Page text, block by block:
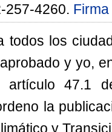
257-4260.
todos los
y yo,
artículo 47.1
la
y